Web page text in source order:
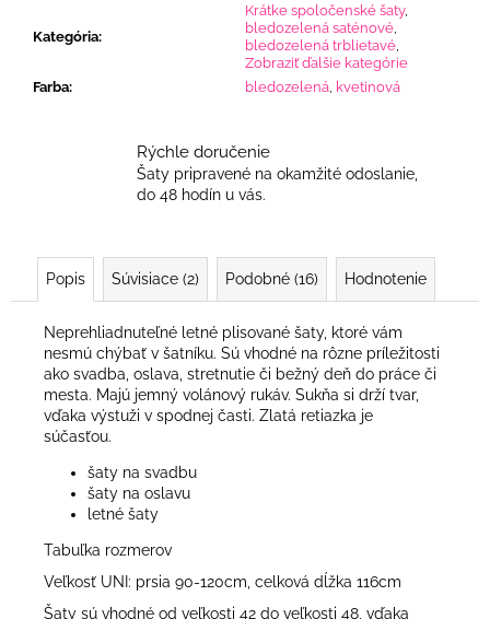
Kategória:
Krátke spoločenské šaty,
bledozelená saténové
bledozelená trblietavé
Zobraziť ďalšie kategórie
Farba: bledozelená kvetinová
Rýchle doručenie
Šaty pripravené na okamžité odoslanie,
do 48 hodín u vás.
Popis Súvisiace (2) Podobné (16) Hodnotenie
Neprehliadnuteľné letné plisované šaty, ktoré vám
nesmú chýbať v šatníku. Sú vhodné na rôzne príležitosti
ako svadba, oslava, stretnutie či bežný deň do práce či
mesta. Majú jemný volánový rukáv. Sukňa si drží tvar,
vďaka výstuži v spodnej časti. Zlatá retiazka je
súčasťou.
šaty na svadbu
šaty na oslavu
letné šaty
Tabuľka rozmerov
Veľkosť UNI: prsia 90-120cm, celková dĺžka 116cm
Šaty sú vhodné od veľkosti 42 do veľkosti 48, vďaka